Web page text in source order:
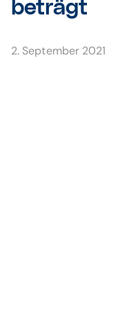
beträgt
2. September 2021